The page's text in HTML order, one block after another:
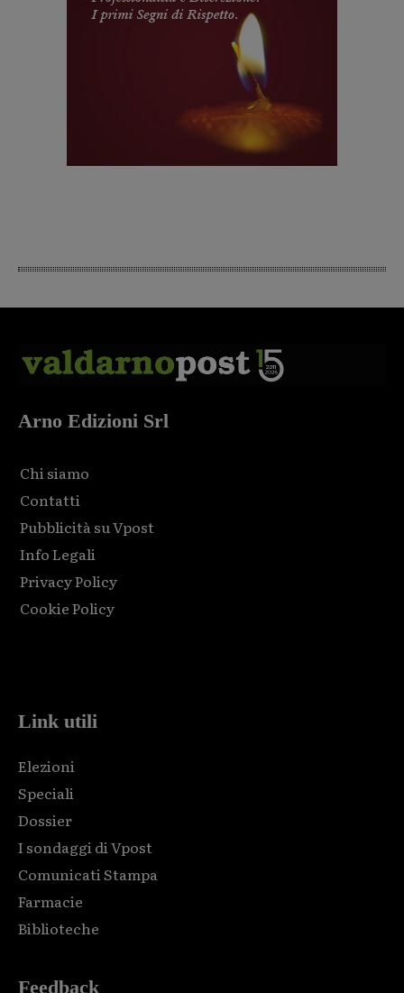
Arno Edizioni Srl
Chi siamo
Contatti
Pubblicità su Vpost
Info Legali
Privacy Policy
Cookie Policy
Link utili
Elezioni
Speciali
Dossier
I sondaggi di Vpost
Comunicati Stampa
Farmacie
Biblioteche
Feedback